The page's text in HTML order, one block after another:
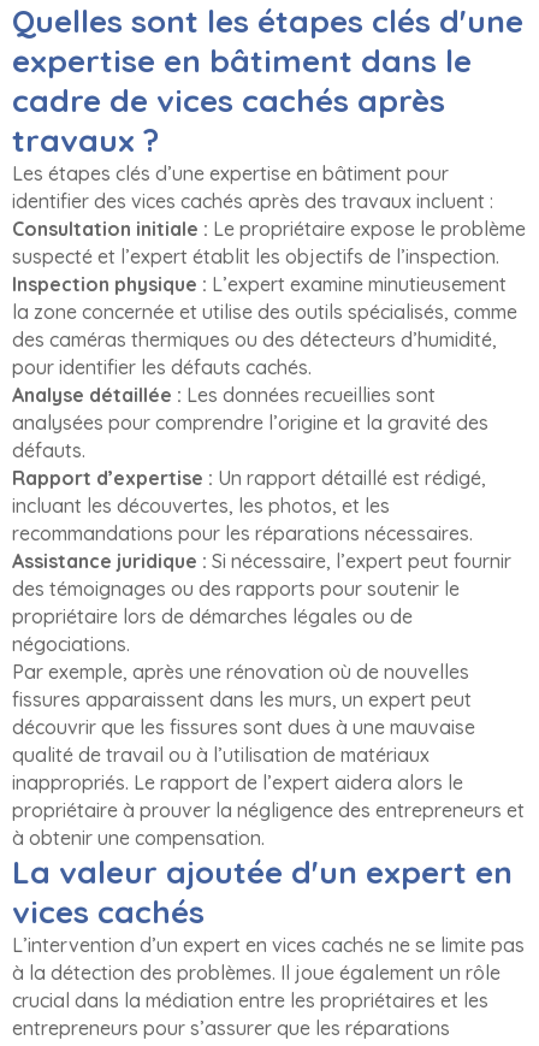
Quelles sont les étapes clés d'une
expertise en bâtiment dans le
cadre de vices cachés après
travaux ?
Les étapes clés d’une expertise en bâtiment pour
identifier des vices cachés après des travaux incluent :
Consultation initiale : Le propriétaire expose le problème
suspecté et l’expert établit les objectifs de l’inspection.
Inspection physique : L’expert examine minutieusement
la zone concernée et utilise des outils spécialisés, comme
des caméras thermiques ou des détecteurs d’humidité,
pour identifier les défauts cachés.
Analyse détaillée : Les données recueillies sont
analysées pour comprendre l’origine et la gravité des
défauts.
Rapport d’expertise : Un rapport détaillé est rédigé,
incluant les découvertes, les photos, et les
recommandations pour les réparations nécessaires.
Assistance juridique : Si nécessaire, l’expert peut fournir
des témoignages ou des rapports pour soutenir le
propriétaire lors de démarches légales ou de
négociations.
Par exemple, après une rénovation où de nouvelles
fissures apparaissent dans les murs, un expert peut
découvrir que les fissures sont dues à une mauvaise
qualité de travail ou à l’utilisation de matériaux
inappropriés. Le rapport de l’expert aidera alors le
propriétaire à prouver la négligence des entrepreneurs et
à obtenir une compensation.
La valeur ajoutée d'un expert en
vices cachés
L’intervention d’un expert en vices cachés ne se limite pas
à la détection des problèmes. Il joue également un rôle
crucial dans la médiation entre les propriétaires et les
entrepreneurs pour s’assurer que les réparations